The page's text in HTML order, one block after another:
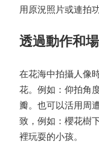
用原況照片或連拍
透過動作和
在花海中拍攝人像
花。例如：仰拍角
瓣。也可以活用周
致，例如：櫻花樹
裡玩耍的小孩。